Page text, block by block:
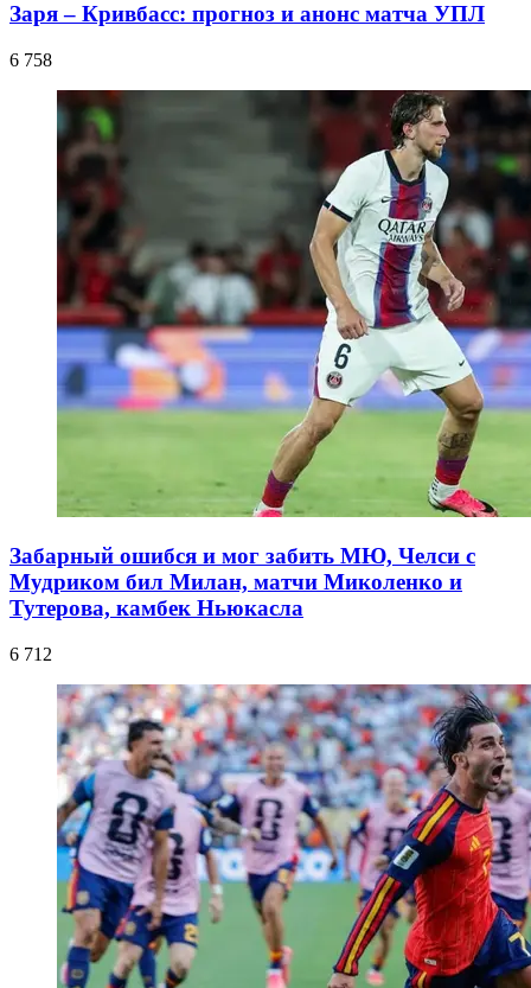
Заря – Кривбасс: прогноз и анонс матча УПЛ
6 758
Забарный ошибся и мог забить МЮ, Челси с
Мудриком бил Милан, матчи Миколенко и
Тутерова, камбек Ньюкасла
6 712